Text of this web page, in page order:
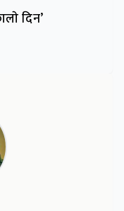
दिन’